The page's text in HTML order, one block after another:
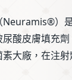
Neuramis®）
尿酸皮膚填充
大廠，在注